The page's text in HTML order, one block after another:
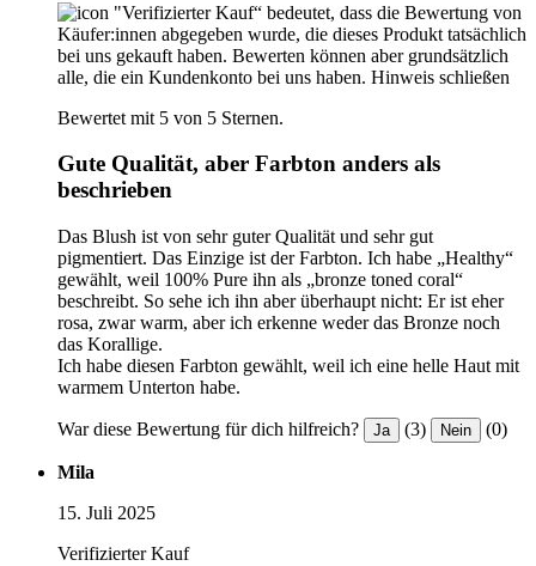
"Verifizierter Kauf“ bedeutet, dass die Bewertung von
Käufer:innen abgegeben wurde, die dieses Produkt tatsächlich
bei uns gekauft haben. Bewerten können aber grundsätzlich
alle, die ein Kundenkonto bei uns haben. Hinweis schließen
Bewertet mit 5 von 5 Sternen.
Gute Qualität, aber Farbton anders als
beschrieben
Das Blush ist von sehr guter Qualität und sehr gut
pigmentiert. Das Einzige ist der Farbton. Ich habe „Healthy“
gewählt, weil 100% Pure ihn als „bronze toned coral“
beschreibt. So sehe ich ihn aber überhaupt nicht: Er ist eher
rosa, zwar warm, aber ich erkenne weder das Bronze noch
das Korallige.
Ich habe diesen Farbton gewählt, weil ich eine helle Haut mit
warmem Unterton habe.
War diese Bewertung für dich hilfreich? Ja (3) Nein (0)
Mila
15. Juli 2025
Verifizierter Kauf